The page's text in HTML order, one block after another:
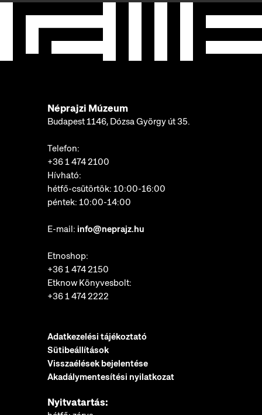
Néprajzi Múzeum
Budapest 1146, Dózsa György út 35.
Telefon:
+36 1 474 2100
Hívható:
hétfő-csütörtök: 10:00-16:00
péntek: 10:00-14:00
E-mail: info@neprajz.hu
Etnoshop:
+36 1 474 2150
Etknow Könyvesbolt:
+36 1 474 2222
Adatkezelési tájékoztató
Sütibeállítások
Visszaélések bejelentése
Akadálymentesítési nyilatkozat
Nyitvatartás: